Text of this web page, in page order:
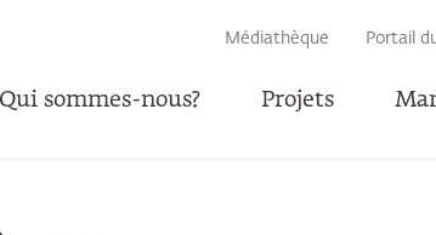
Médiathèque Portail
Qui sommes-nous? Projets